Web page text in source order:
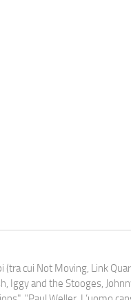
cui Not Moving, Link
Iggy and the Stooges,